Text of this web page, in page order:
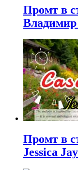
Промт в
Промт в
Jessica Jay